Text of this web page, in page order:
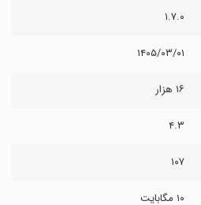
۱.۷.۰
۱۴۰۵/۰۳/۰۱
۱۶ هزار
۴.۳
۱۰۷
۱۰ مگابایت